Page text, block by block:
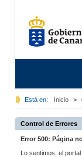
Está en: Inicio >
Control de Errores
Error 500: Página
Lo sentimos, el